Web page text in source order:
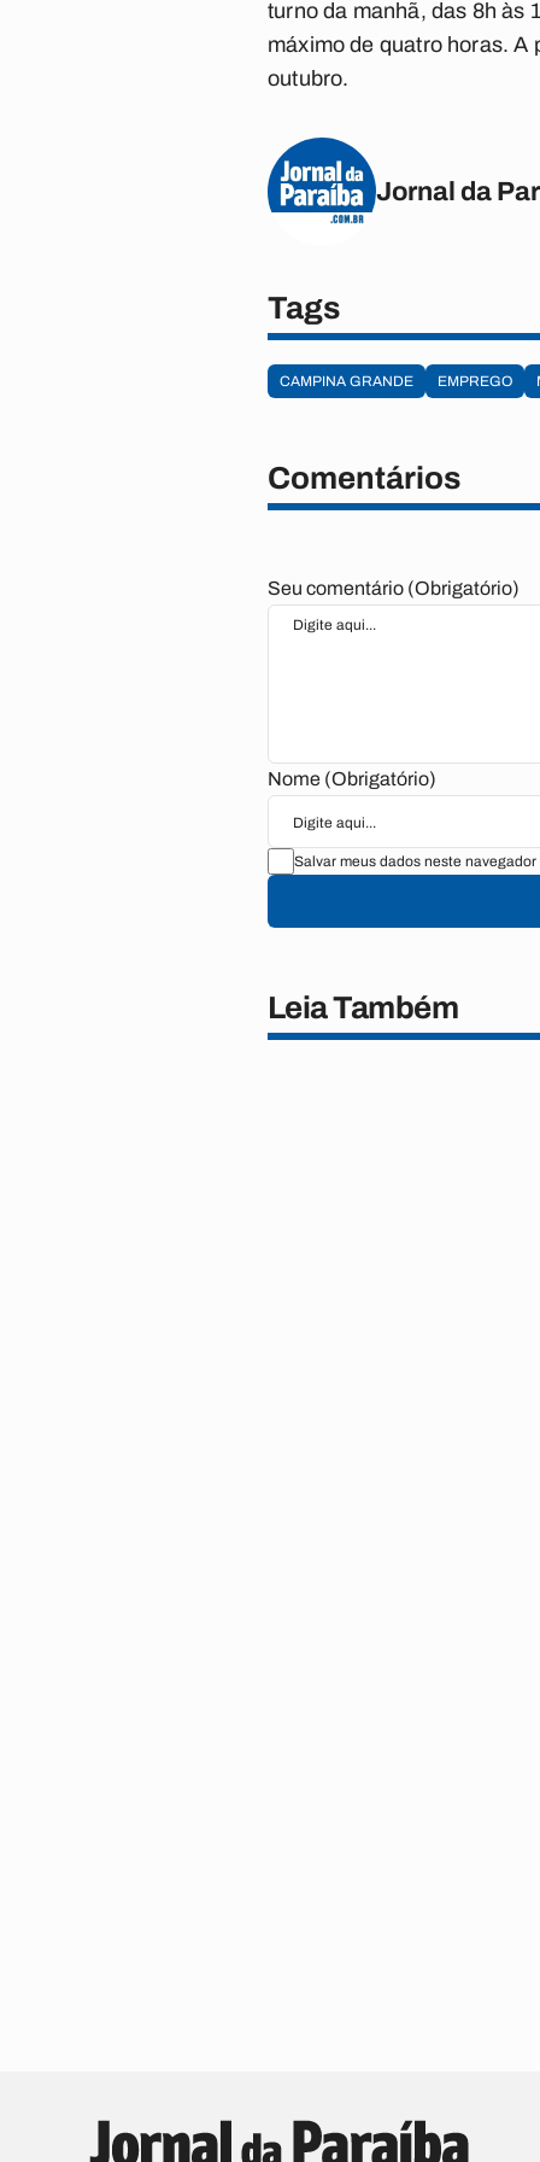
turno da manhã, das 8h às
máximo de quatro horas. A
outubro.
Jornal da
Tags
CAMPINA GRANDE EMPREGO
Comentários
Seu comentário (Obrigatório)
Nome (Obrigatório)
Salvar meus dados neste
Leia Também